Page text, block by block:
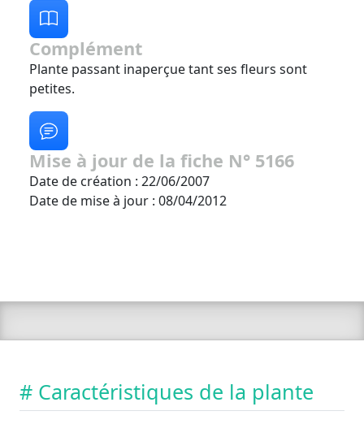
Complément
Plante passant inaperçue tant ses fleurs sont
petites.
Mise à jour de la fiche N° 5166
Date de création : 22/06/2007
Date de mise à jour : 08/04/2012
# Caractéristiques de la plante